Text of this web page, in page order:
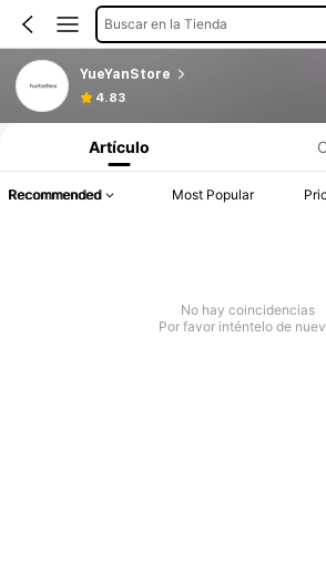
Buscar en la Tienda
YueYanStore
4.83
Artículo
Recommended Most Popular
No hay coincidencias
Por favor inténtelo de